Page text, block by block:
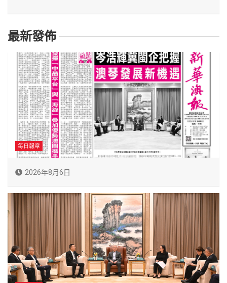
最新發佈
每日報章
2026年8月6日